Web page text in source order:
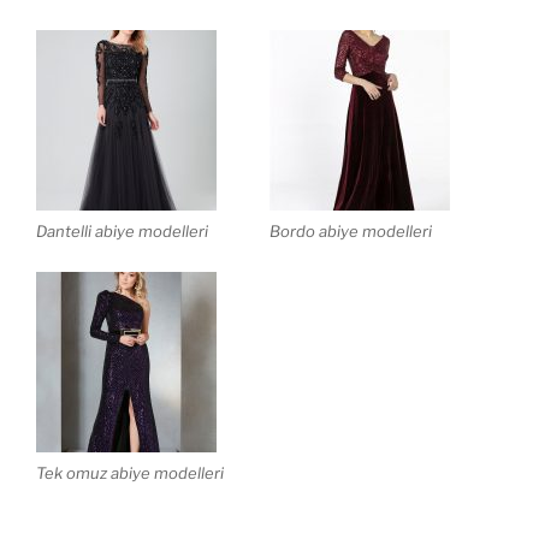
Dantelli abiye modelleri Bordo abiye modelleri
Tek omuz abiye modelleri